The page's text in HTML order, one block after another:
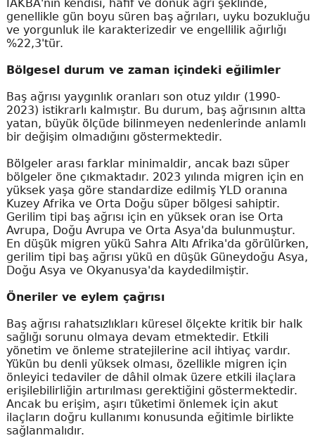
İAKBA'nın kendisi, hafif ve donuk ağrı şeklinde,
genellikle gün boyu süren baş ağrıları, uyku bozukluğu
ve yorgunluk ile karakterizedir ve engellilik ağırlığı
%22,3'tür.
Bölgesel durum ve zaman içindeki eğilimler
Baş ağrısı yaygınlık oranları son otuz yıldır (1990-
2023) istikrarlı kalmıştır. Bu durum, baş ağrısının altta
yatan, büyük ölçüde bilinmeyen nedenlerinde anlamlı
bir değişim olmadığını göstermektedir.
Bölgeler arası farklar minimaldir, ancak bazı süper
bölgeler öne çıkmaktadır. 2023 yılında migren için en
yüksek yaşa göre standardize edilmiş YLD oranına
Kuzey Afrika ve Orta Doğu süper bölgesi sahiptir.
Gerilim tipi baş ağrısı için en yüksek oran ise Orta
Avrupa, Doğu Avrupa ve Orta Asya'da bulunmuştur.
En düşük migren yükü Sahra Altı Afrika'da görülürken,
gerilim tipi baş ağrısı yükü en düşük Güneydoğu Asya,
Doğu Asya ve Okyanusya'da kaydedilmiştir.
Öneriler ve eylem çağrısı
Baş ağrısı rahatsızlıkları küresel ölçekte kritik bir halk
sağlığı sorunu olmaya devam etmektedir. Etkili
yönetim ve önleme stratejilerine acil ihtiyaç vardır.
Yükün bu denli yüksek olması, özellikle migren için
önleyici tedaviler de dâhil olmak üzere etkili ilaçlara
erişilebilirliğin artırılması gerektiğini göstermektedir.
Ancak bu erişim, aşırı tüketimi önlemek için akut
ilaçların doğru kullanımı konusunda eğitimle birlikte
sağlanmalıdır.